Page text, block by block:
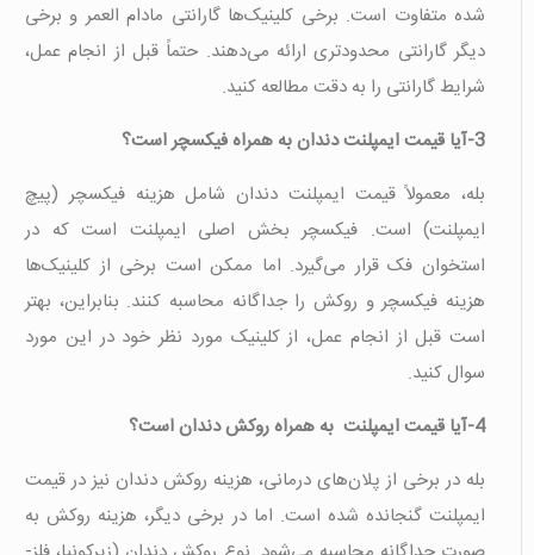
شده متفاوت است. برخی کلینیک‌ها گارانتی مادام العمر و برخی
دیگر گارانتی محدودتری ارائه می‌دهند. حتماً قبل از انجام عمل،
شرایط گارانتی را به دقت مطالعه کنید.
3-آیا قیمت ایمپلنت دندان به همراه فیکسچر است؟
بله، معمولاً قیمت ایمپلنت دندان شامل هزینه فیکسچر (پیچ
ایمپلنت) است. فیکسچر بخش اصلی ایمپلنت است که در
استخوان فک قرار می‌گیرد. اما ممکن است برخی از کلینیک‌ها
هزینه فیکسچر و روکش را جداگانه محاسبه کنند. بنابراین، بهتر
است قبل از انجام عمل، از کلینیک مورد نظر خود در این مورد
سوال کنید.
4-آیا قیمت ایمپلنت به همراه روکش دندان است؟
بله در برخی از پلان‌های درمانی، هزینه روکش دندان نیز در قیمت
ایمپلنت گنجانده شده است. اما در برخی دیگر، هزینه روکش به